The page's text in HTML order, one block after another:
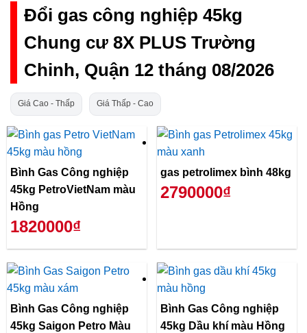
Đổi gas công nghiệp 45kg
Chung cư 8X PLUS Trường
Chinh, Quận 12 tháng 08/2026
Giá Cao - Thấp Giá Thấp - Cao
Bình Gas Công nghiệp
45kg PetroVietNam màu
Hồng
1820000₫
gas petrolimex bình 48kg
2790000₫
Bình Gas Công nghiệp
45kg Saigon Petro Màu
Bình Gas Công nghiệp
45kg Dầu khí màu Hồng